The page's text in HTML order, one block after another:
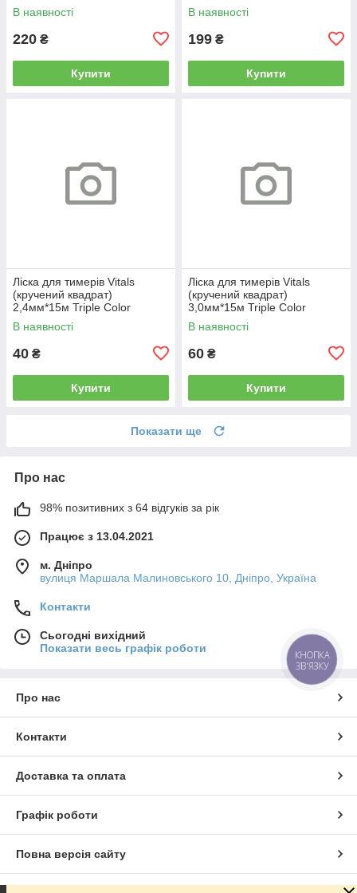
В наявності
220 ₴
Купити
В наявності
199 ₴
Купити
Ліска для тимерів Vitals
(кручений квадрат)
2,4мм*15м Triple Color
В наявності
40 ₴
Купити
Ліска для тимерів Vitals
(кручений квадрат)
3,0мм*15м Triple Color
В наявності
60 ₴
Купити
Показати ще
Про нас
98% позитивних з 64 відгуків за рік
Працює з 13.04.2021
м. Дніпро
вулиця Маршала Малиновського 10, Дніпро, Україна
Контакти
Сьогодні вихідний
Показати весь графік роботи
Про нас
Контакти
Доставка та оплата
Графік роботи
Повна версія сайту
КНОПКА
ЗВ'ЯЗКУ